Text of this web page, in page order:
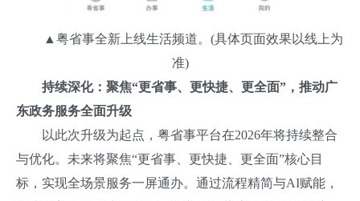
▲粤省事全新上线生活频道。(具体页面效果以线上为
准)
持续深化：聚焦“更省事、更快捷、更全面”，推动广
东政务服务全面升级
以此次升级为起点，粤省事平台在2026年将持续整合
与优化。未来将聚焦“更省事、更快捷、更全面”核心目
标，实现全场景服务一屏通办。通过流程精简与AI赋能，